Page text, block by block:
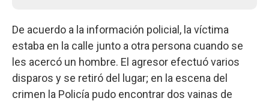
De acuerdo a la información policial, la víctima
estaba en la calle junto a otra persona cuando se
les acercó un hombre. El agresor efectuó varios
disparos y se retiró del lugar; en la escena del
crimen la Policía pudo encontrar dos vainas de